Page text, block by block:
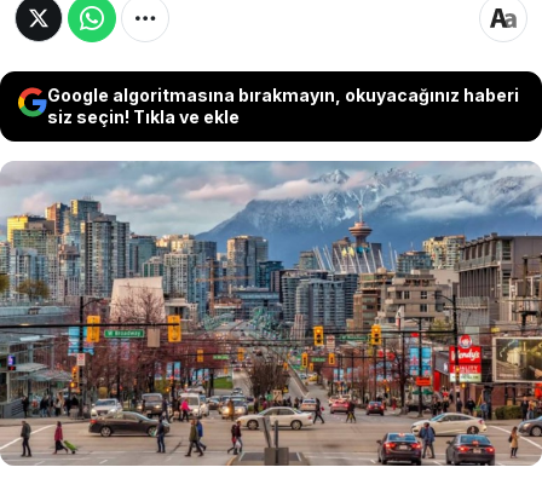
Google algoritmasına bırakmayın, okuyacağınız haberi
siz seçin! Tıkla ve ekle
Kanada, yıllar önce Türk insansız hava
araçlarına uyguladığı ambargodan satın
alma aşamasına geldi. Ottava yönetimi
Türk İHA'larını satın alma planını devreye
aldı.